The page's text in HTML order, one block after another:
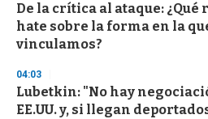
De la crítica al ataque: ¿Qué
hate sobre la forma en la
vinculamos?
04:03
Lubetkin: "No hay
EE.UU. y, si llegan